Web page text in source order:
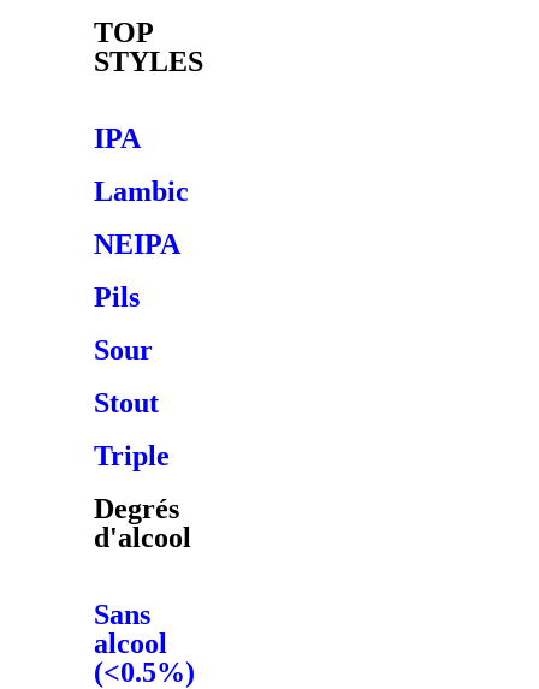
TOP
STYLES
IPA
Lambic
NEIPA
Pils
Sour
Stout
Triple
Degrés
d'alcool
Sans
alcool
(<0.5%)